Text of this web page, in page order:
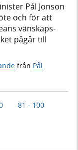
Pål Jonson
och för att
vänskaps-
pågår till
från Pål
81 - 100